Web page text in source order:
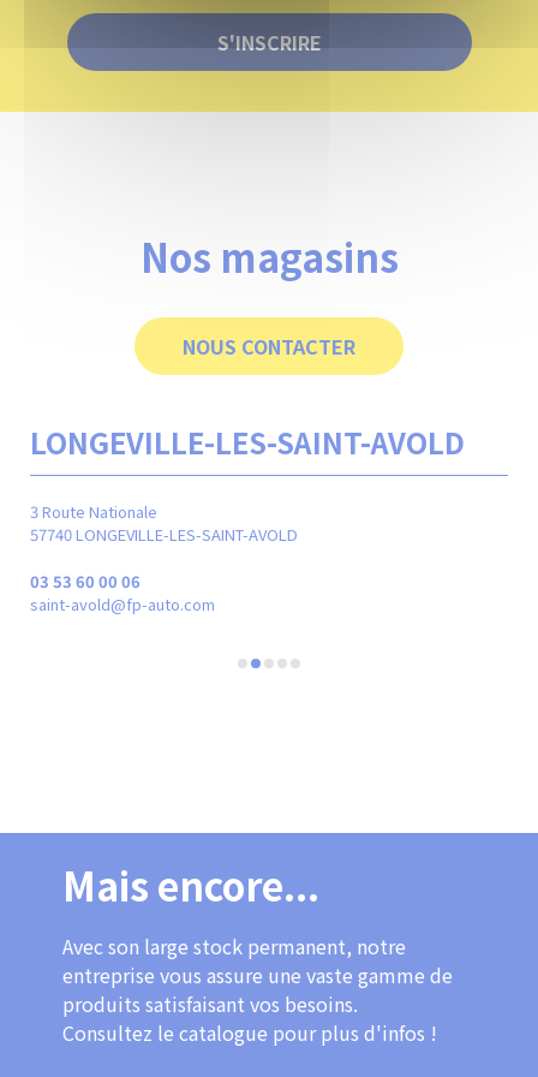
S'INSCRIRE
Nos magasins
NOUS CONTACTER
LONGEVILLE-LES-SAINT-AVOLD
3 Route Nationale
57740 LONGEVILLE-LES-SAINT-AVOLD
03 53 60 00 06
saint-avold@fp-auto.com
Mais encore...
Avec son large stock permanent, notre
entreprise vous assure une vaste gamme de
produits satisfaisant vos besoins.
Consultez le catalogue pour plus d'infos !